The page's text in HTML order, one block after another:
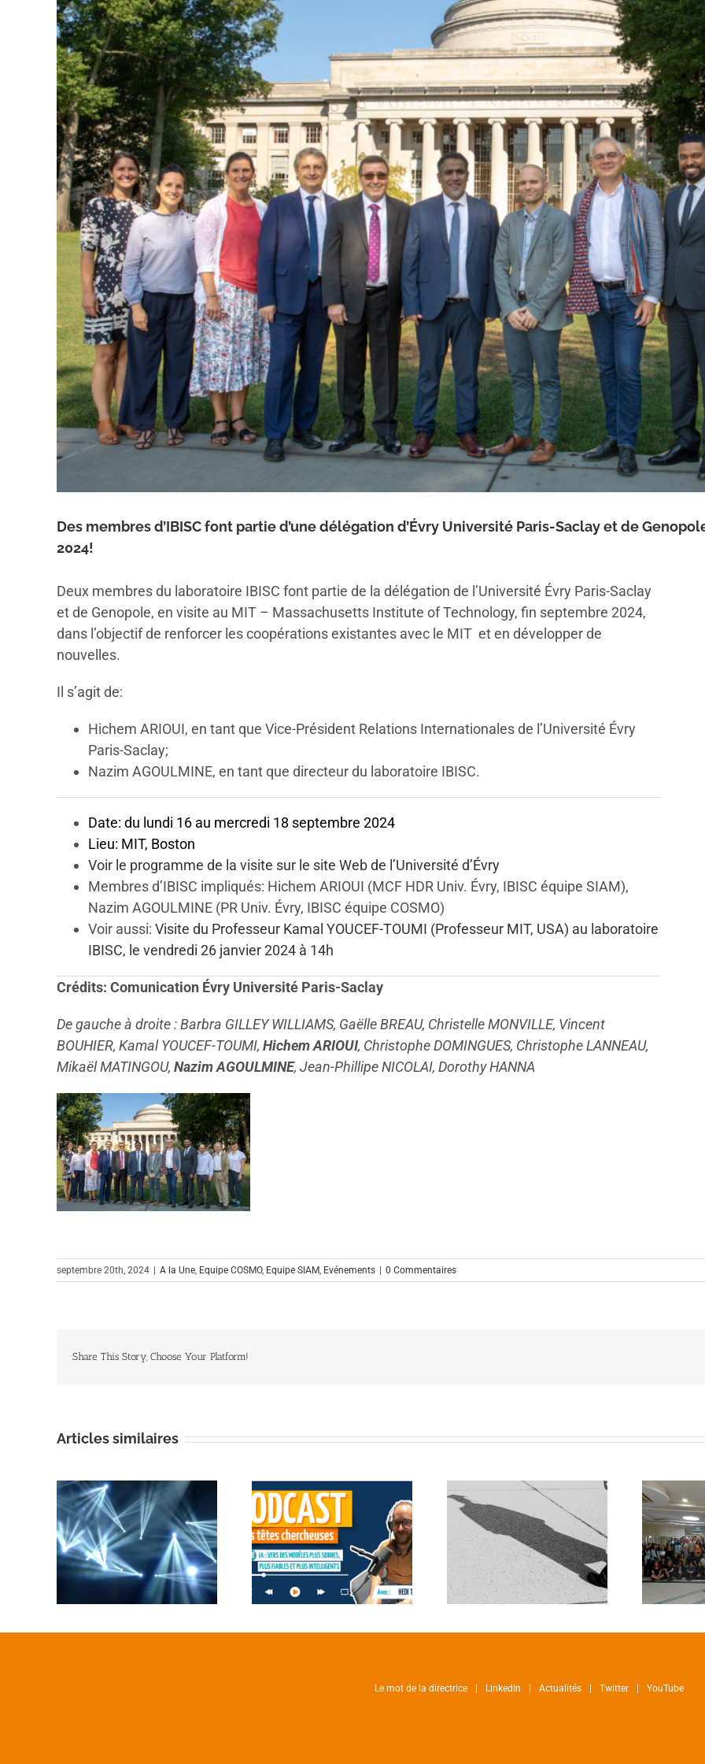
Des membres d’IBISC font partie d’une délégation d’Évry Université Paris-Saclay et de
2024!
Deux membres du laboratoire IBISC font partie de la délégation de l’Université Évry Paris-Saclay
et de Genopole, en visite au MIT – Massachusetts Institute of Technology, fin septembre 2024,
dans l’objectif de renforcer les coopérations existantes avec le MIT et en développer de
nouvelles.
Il s’agit de:
Hichem ARIOUI, en tant que Vice-Président Relations Internationales de l’Université Évry
Paris-Saclay;
Nazim AGOULMINE, en tant que directeur du laboratoire IBISC.
Date: du lundi 16 au mercredi 18 septembre 2024
Lieu: MIT, Boston
Voir le programme de la visite sur le site Web de l’Université d’Évry
Membres d’IBISC impliqués: Hichem ARIOUI (MCF HDR Univ. Évry, IBISC équipe SIAM),
Nazim AGOULMINE (PR Univ. Évry, IBISC équipe COSMO)
Voir aussi: Visite du Professeur Kamal YOUCEF-TOUMI (Professeur MIT, USA) au laboratoire
IBISC, le vendredi 26 janvier 2024 à 14h
Crédits: Comunication Évry Université Paris-Saclay
De gauche à droite : Barbra GILLEY WILLIAMS, Gaëlle BREAU, Christelle MONVILLE, Vincent
BOUHIER, Kamal YOUCEF-TOUMI, Hichem ARIOUI, Christophe DOMINGUES, Christophe LANNEAU,
Mikaël MATINGOU, Nazim AGOULMINE, Jean-Phillipe NICOLAI, Dorothy HANNA
septembre 20th, 2024 A la Une, Equipe COSMO, Equipe SIAM, Evénements 0 Commentaires
Share This Story, Choose Your Platform!
Articles similaires
Le mot de la directrice LinkedIn Actualités Twitter YouTube